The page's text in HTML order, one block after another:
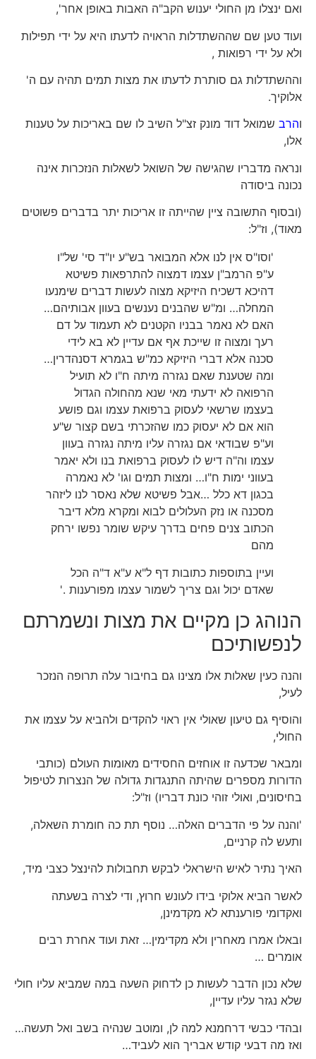
ואם ינצלו מן החולי יענוש הקב"ה האבות באופן אחר',
ועוד טען שם שההשתדלות הראויה לדעתו היא על ידי תפילות
ולא על ידי רפואות ,
וההשתדלות גם סותרת לדעתו את מצות תמים תהיה עם ה'
אלוקיך.
והרב שמואל דוד מונק זצ"ל השיב לו שם באריכות על טענות
אלו,
ונראה מדבריו שהגישה של השואל לשאלות הנזכרות אינה
נכונה ביסודה
(ובסוף התשובה ציין שהייתה זו אריכות יתר בדברים פשוטים
מאוד), וז"ל:
'וסו"ס אין לנו אלא המבואר בש"ע יו"ד סי' של"ו
ע"פ הרמב"ן עצמו דמצוה להתרפאות פשיטא
דהיכא דשכיח היזיקא מצוה לעשות דברים שימנעו
המחלה… ומ"ש שהבנים נענשים בעוון אבותיהם…
האם לא נאמר בבניו הקטנים לא תעמוד על דם
רעך ומצוה זו שייכת אף אם עדיין לא בא לידי
סכנה אלא דברי היזיקא כמ"ש בגמרא דסנהדרין…
ומה שטענת שאם נגזרה מיתה ח"ו לא תועיל
הרפואה לא ידעתי מאי שנא מהחולה הגדול
בעצמו שרשאי לעסוק ברפואת עצמו וגם פושע
הוא אם לא יעסוק כמו שהזכרתי בשם קצור ש"ע
וע"פ שבודאי אם נגזרה עליו מיתה נגזרה בעוון
עצמו וה"ה דיש לו לעסוק ברפואת בנו ולא יאמר
בעווני ימות ח"ו… ומצות תמים וגו' לא נאמרה
בכגון דא כלל …אבל פשיטא שלא נאסר לנו ליזהר
מסכנה או נזק העלולים לבוא ומקרא מלא דיבר
הכתוב צנים פחים בדרך עיקש שומר נפשו ירחק
מהם
ועיין בתוספות כתובות דף ל"א ע"א ד"ה הכל
שאדם יכול וגם צריך לשמור עצמו מפורענות .'
הנוהג כן מקיים את מצות ונשמרתם
לנפשותיכם
והנה כעין שאלות אלו מצינו גם בחיבור עלה תרופה הנזכר
לעיל,
והוסיף גם טיעון שאולי אין ראוי להקדים ולהביא על עצמו את
החולי,
ומבאר שכדעה זו אוחזים החסידים מאומות העולם (כותבי
הדורות מספרים שהיתה התנגדות גדולה של הנצרות לטיפול
בחיסונים, ואולי זוהי כונת דבריו) וז"ל:
'והנה על פי הדברים האלה… נוסף תת כה חומרת השאלה,
ותעש לה קרניים,
האיך נתיר לאיש הישראלי לבקש תחבולות להינצל כצבי מיד,
לאשר הביא אלוקי בידו לעונש חרוץ, ודי לצרה בשעתה
ואקדומי פורענתא לא מקדמינן,
ובאלו אמרו מאחרין ולא מקדימין… זאת ועוד אחרת רבים
אומרים …
שלא נכון הדבר לעשות כן לדחוק השעה במה שמביא עליו חולי
שלא נגזר עליו עדיין,
ובהדי כבשי דרחמנא למה לן, ומוטב שנהיה בשב ואל תעשה…
ואז מה דבעי קודש אבריך הוא לעביד…